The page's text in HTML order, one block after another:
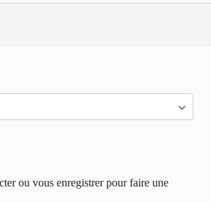
ou vous enregistrer pour faire une